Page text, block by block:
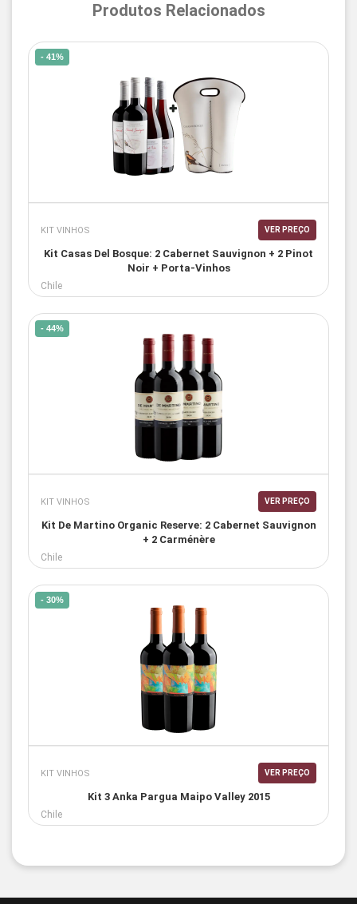
Produtos Relacionados
- 41%
KIT VINHOS VER PREÇO
Kit Casas Del Bosque: 2 Cabernet Sauvignon + 2 Pinot
Noir + Porta-Vinhos
Chile
- 44%
KIT VINHOS VER PREÇO
Kit De Martino Organic Reserve: 2 Cabernet Sauvignon
+ 2 Carménère
Chile
- 30%
KIT VINHOS VER PREÇO
Kit 3 Anka Pargua Maipo Valley 2015
Chile